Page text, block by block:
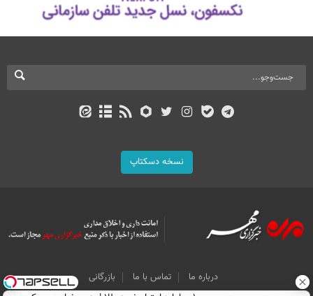
نسخه دسکتاپ
درباره ما تماس با ما
بازرگانی